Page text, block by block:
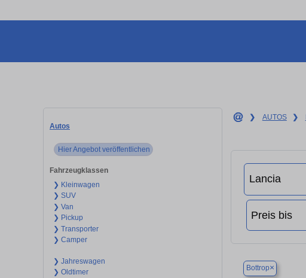
Autos
Hier Angebot veröffentlichen
Fahrzeugklassen
❯ Kleinwagen
❯ SUV
❯ Van
❯ Pickup
❯ Transporter
❯ Camper
❯ Jahreswagen
❯ Oldtimer
❯ AUTOS ❯
Bottrop×